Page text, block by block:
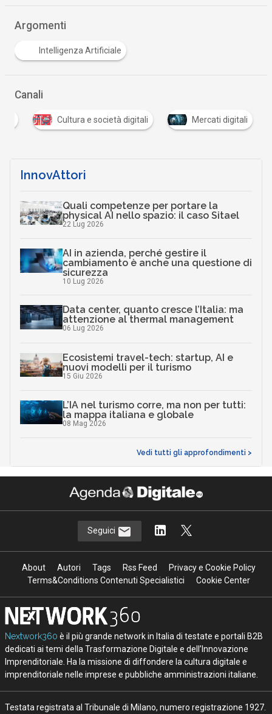
Argomenti
Intelligenza Artificiale
Canali
Cultura e società digitali Mercati digitali
InnovAttori
Quali competenze per portare la
physical AI nello spazio: il caso Sitael
22 Lug 2026
AI in azienda, perché gestire il
cambiamento è anche una questione di
sicurezza
10 Lug 2026
Data center, quanto cresce l’Italia: ma
attenzione al thermal management
06 Lug 2026
Ecosistemi travel-tech: startup, AI e
nuovi modelli per il turismo
15 Giu 2026
L’IA nel turismo corre, ma non per tutti:
la mappa italiana e globale
08 Mag 2026
Vedi tutti gli approfondimenti >
Seguici
About Autori Tags Rss Feed
Privacy e Cookie Policy
Terms&Conditions Contenuti Specialistici
Cookie Center
Nextwork360 è il più grande network in Italia di testate e portali B2B
dedicati ai temi della Trasformazione Digitale e dell’Innovazione
Imprenditoriale. Ha la missione di diffondere la cultura digitale e
imprenditoriale nelle imprese e pubbliche amministrazioni italiane.
Testata registrata al Tribunale di Milano, numero registrazione 1927.